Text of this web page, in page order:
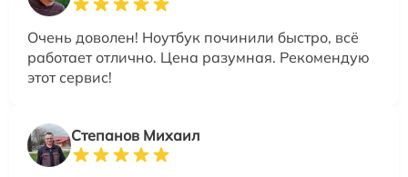
Очень доволен! Ноутбук починили быстро, всё
работает отлично. Цена разумная. Рекомендую
этот сервис!
Степанов Михаил